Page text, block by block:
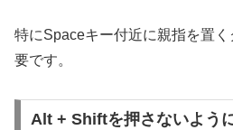
特にSpaceキー付近に親指を置
要です。
Alt + Shiftを押さないよう